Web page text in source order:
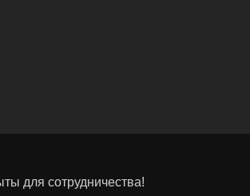
для сотрудничества!